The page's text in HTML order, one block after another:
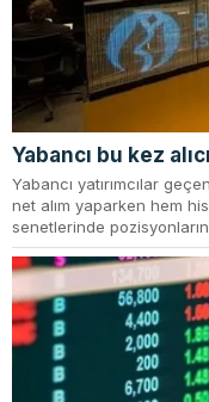
Yabancı bu kez alıcı
Yabancı yatırımcılar
net alım yaparken hem
senetlerinde